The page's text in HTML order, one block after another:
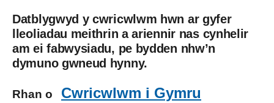
Datblygwyd y cwricwlwm hwn ar gyfer
lleoliadau meithrin a ariennir nas cynhelir
am ei fabwysiadu, pe bydden nhw’n
dymuno gwneud hynny.
Rhan o Cwricwlwm i Gymru